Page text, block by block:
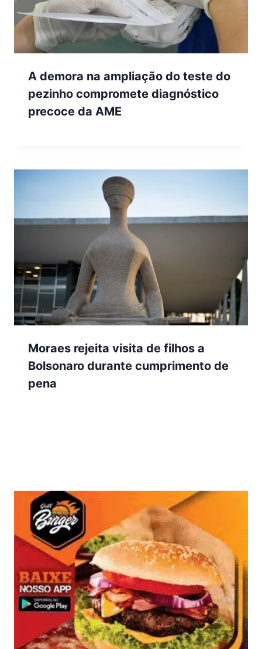
A demora na ampliação do teste do
pezinho compromete diagnóstico
precoce da AME
Moraes rejeita visita de filhos a
Bolsonaro durante cumprimento de
pena